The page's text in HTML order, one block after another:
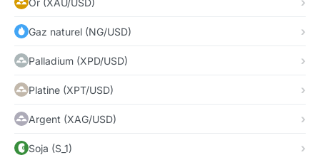
Or (XAU/USD)
Gaz naturel (NG/USD)
Palladium (XPD/USD)
Platine (XPT/USD)
Argent (XAG/USD)
Soja (S_1)